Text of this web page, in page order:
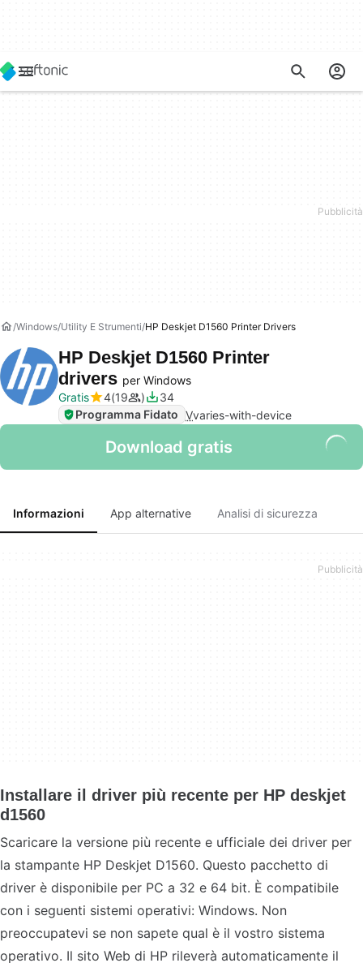
Windows Utility E Strumenti HP Deskjet D1560 Printer Drivers
HP Deskjet D1560 Printer
drivers per Windows
Gratis
4 19
34
Programma Fidato Vvaries-with-device
Download gratis
Informazioni App alternative Analisi di sicurezza
Installare il driver più recente per HP deskjet
d1560
Scaricare la versione più recente e ufficiale dei driver per
la stampante HP Deskjet D1560. Questo pacchetto di
driver è disponibile per PC a 32 e 64 bit. È compatibile
con i seguenti sistemi operativi: Windows. Non
preoccupatevi se non sapete qual è il vostro sistema
operativo. Il sito Web di HP rileverà automaticamente il